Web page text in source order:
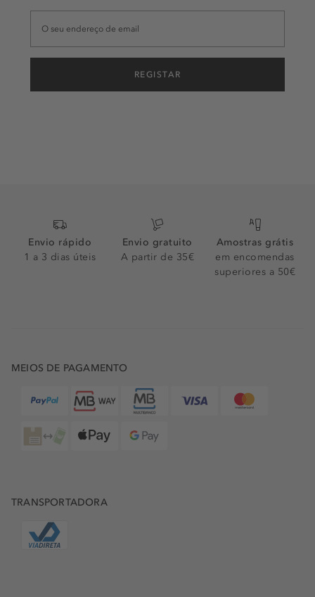
REGISTAR
Envio rápido
1 a 3 dias úteis
Envio gratuito
A partir de 35€
Amostras grátis
em encomendas
superiores a 50€
MEIOS DE PAGAMENTO
TRANSPORTADORA